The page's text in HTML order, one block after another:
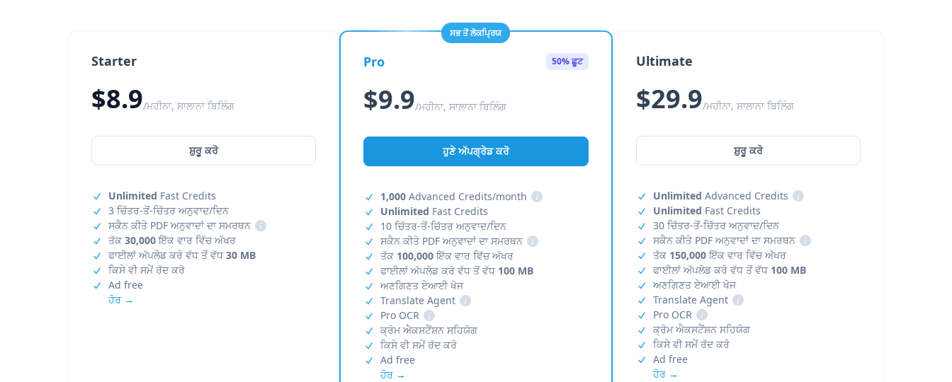
Starter
$8.9/ਮਹੀਨਾ, ਸਾਲਾਨਾ ਬਿਲਿੰਗ
ਸ਼ੁਰੂ ਕਰੋ
Unlimited Fast Credits
3 ਚਿੱਤਰ-ਤੋਂ-ਚਿੱਤਰ ਅਨੁਵਾਦ/ਦਿਨ
ਸਕੈਨ ਕੀਤੇ PDF ਅਨੁਵਾਦਾਂ ਦਾ ਸਮਰਥਨ
i
ਤੱਕ 30,000ਇੱਕ ਵਾਰ ਵਿੱਚ ਅੱਖਰ
ਫਾਈਲਾਂ ਅੱਪਲੋਡ ਕਰੋ ਵੱਧ ਤੋਂ ਵੱਧ 30 MB
ਕਿਸੇ ਵੀ ਸਮੇਂ ਰੱਦ ਕਰੋ
Ad free
ਹੋਰ →
ਸਭ ਤੋਂ ਲੋਕਪ੍ਰਿਯ
Pro 50% ਛੂਟ
$9.9/ਮਹੀਨਾ, ਸਾਲਾਨਾ ਬਿਲਿੰਗ
ਹੁਣੇ ਅੱਪਗ੍ਰੇਡ ਕਰੋ
1,000 Advanced Credits/month
i
Unlimited Fast Credits
10 ਚਿੱਤਰ-ਤੋਂ-ਚਿੱਤਰ ਅਨੁਵਾਦ/ਦਿਨ
ਸਕੈਨ ਕੀਤੇ PDF ਅਨੁਵਾਦਾਂ ਦਾ ਸਮਰਥਨ
i
ਤੱਕ 100,000ਇੱਕ ਵਾਰ ਵਿੱਚ ਅੱਖਰ
ਫਾਈਲਾਂ ਅੱਪਲੋਡ ਕਰੋ ਵੱਧ ਤੋਂ ਵੱਧ 100 MB
ਅਣਗਿਣਤ ਏਆਈ ਖੋਜ
Translate Agent
i
Pro OCR
i
ਕ੍ਰੋਮ ਐਕਸਟੈਂਸ਼ਨ ਸਹਿਯੋਗ
ਕਿਸੇ ਵੀ ਸਮੇਂ ਰੱਦ ਕਰੋ
Ad free
ਹੋਰ →
Ultimate
$29.9/ਮਹੀਨਾ, ਸਾਲਾਨਾ ਬਿਲਿੰਗ
ਸ਼ੁਰੂ ਕਰੋ
Unlimited Advanced Credits
i
Unlimited Fast Credits
30 ਚਿੱਤਰ-ਤੋਂ-ਚਿੱਤਰ ਅਨੁਵਾਦ/ਦਿਨ
ਸਕੈਨ ਕੀਤੇ PDF ਅਨੁਵਾਦਾਂ ਦਾ ਸਮਰਥਨ
i
ਤੱਕ 150,000ਇੱਕ ਵਾਰ ਵਿੱਚ ਅੱਖਰ
ਫਾਈਲਾਂ ਅੱਪਲੋਡ ਕਰੋ ਵੱਧ ਤੋਂ ਵੱਧ 100 MB
ਅਣਗਿਣਤ ਏਆਈ ਖੋਜ
Translate Agent
i
Pro OCR
i
ਕ੍ਰੋਮ ਐਕਸਟੈਂਸ਼ਨ ਸਹਿਯੋਗ
ਕਿਸੇ ਵੀ ਸਮੇਂ ਰੱਦ ਕਰੋ
Ad free
ਹੋਰ →